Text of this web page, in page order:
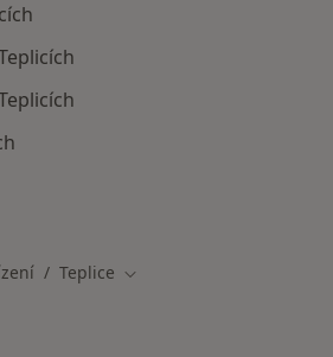
Teplice Změna města